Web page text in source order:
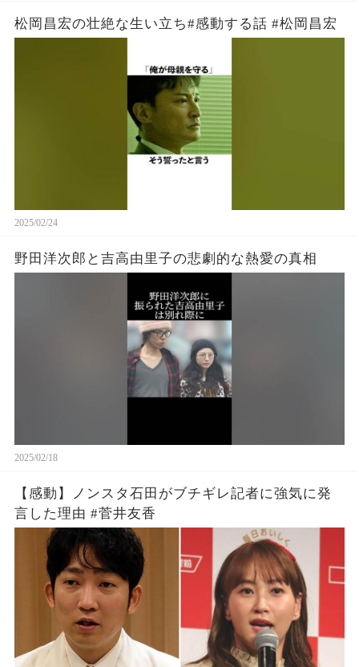
松岡昌宏の壮絶な生い立ち#感動する話 #松岡昌宏
2025/02/24
野田洋次郎と吉高由里子の悲劇的な熱愛の真相
2025/02/18
【感動】ノンスタ石田がブチギレ記者に強気に発
言した理由 #菅井友香